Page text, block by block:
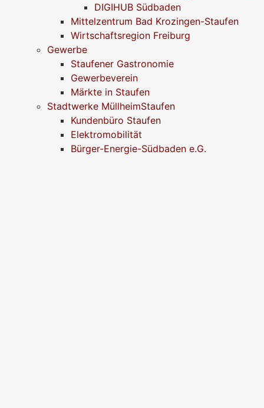
DIGIHUB Südbaden
Mittelzentrum Bad Krozingen-Staufen
Wirtschaftsregion Freiburg
Gewerbe
Staufener Gastronomie
Gewerbeverein
Märkte in Staufen
Stadtwerke MüllheimStaufen
Kundenbüro Staufen
Elektromobilität
Bürger-Energie-Südbaden e.G.